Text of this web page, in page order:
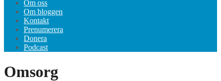
Om oss
Om bloggen
Kontakt
Prenumerera
Donera
Podcast
Omsorg